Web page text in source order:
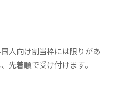
人向け割当枠には限りがあ
先着順で受け付けます。